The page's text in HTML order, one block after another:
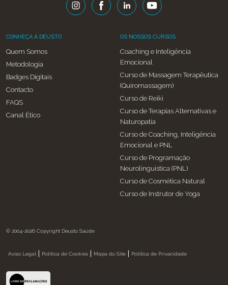
CONHEÇA A DEUSTO
Quem Somos
Metodologia
Badges Digitais
Contacto
FAQS
Canal Ético
OS NOSSOS CURSOS
Coaching e Inteligência
Emocional
Curso de Massagem Terapêutica
(Quiromassagem)
Curso de Reiki
Curso de Terapias Alternativas e
Naturopatia
Curso de Coaching, Inteligência
Emocional e PNL
Curso de Programação
Neurolinguística (PNL)
Curso de Cosmética Natural
Curso de Instrutor de Yoga
© 2004-2026 Copyright Deusto Saúde
Aviso Legal | Política de Cookies | Mapa do Site | Política de Privacidade